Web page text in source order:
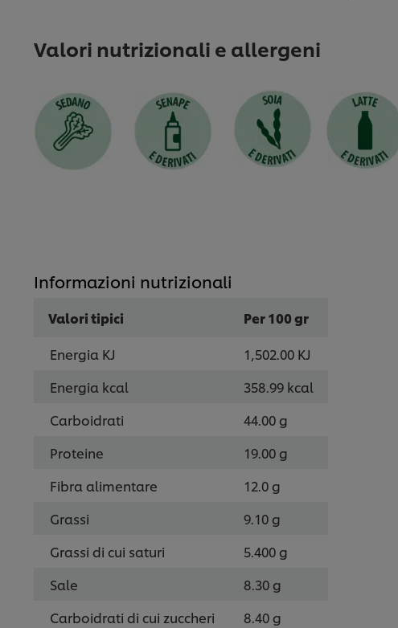
Valori nutrizionali e allergeni
Informazioni nutrizionali
Valori tipici
Per 100 gr
Energia KJ
1,502.00 KJ
Energia kcal
358.99 kcal
Carboidrati
44.00 g
Proteine
19.00 g
Fibra alimentare
12.0 g
Grassi
9.10 g
Grassi di cui saturi
5.400 g
Sale
8.30 g
Carboidrati di cui zuccheri
8.40 g